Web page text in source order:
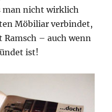
man nicht wirklich
Möbiliar verbindet,
– auch wenn
ist!